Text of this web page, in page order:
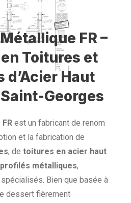
FR –
Toitures et
d’Acier Haut
Georges
est un fabricant de renom
et la fabrication de
, de toitures en acier haut
profilés métalliques,
Bien que basée à
dessert fièrement